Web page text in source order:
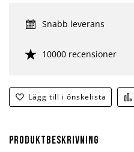
Lägg till i önskelista
Snabb leverans
10000 recensioner
Produktbeskrivning